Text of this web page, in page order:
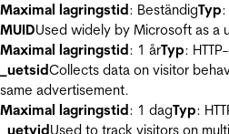
Maximal lagringstid: BeständigTyp:
MUIDUsed widely by Microsoft as a
Maximal lagringstid: 1 årTyp:
_uetsidCollects data on visitor
same advertisement.
Maximal lagringstid: 1 dagTyp:
_uetvidUsed to track visitors on